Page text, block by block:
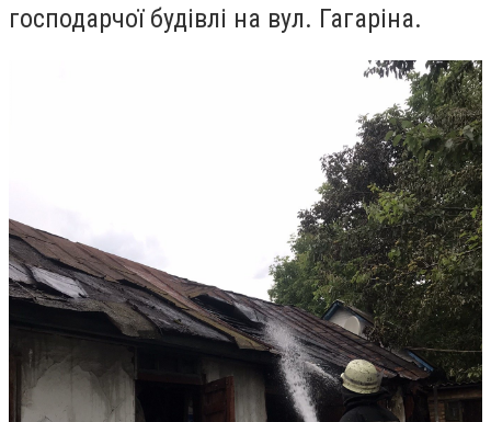
господарчої будівлі на вул. Гагаріна.